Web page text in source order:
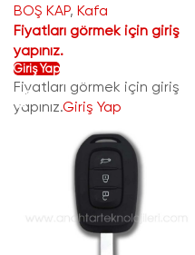
BOŞ KAP, Kafa
Fiyatları görmek için giriş
yapınız.
Giriş Yap
Fiyatları görmek için giriş
yapınız.Giriş Yap